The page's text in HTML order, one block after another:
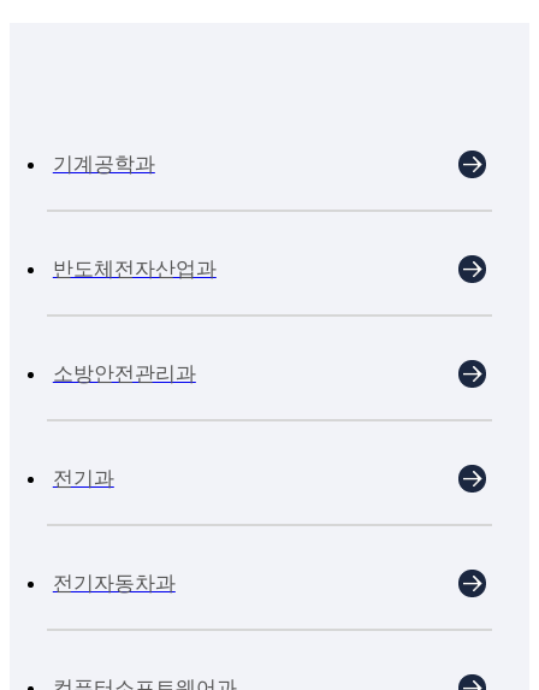
기계공학과
반도체전자산업과
소방안전관리과
전기과
전기자동차과